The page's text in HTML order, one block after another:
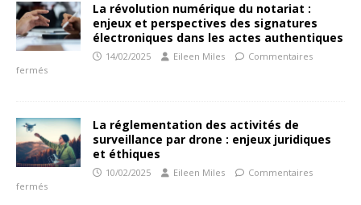
La révolution numérique du notariat :
enjeux et perspectives des signatures
électroniques dans les actes authentiques
14/02/2025 Eileen Miles
Commentaires
fermés
La réglementation des activités de
surveillance par drone : enjeux juridiques
et éthiques
10/02/2025 Eileen Miles
Commentaires
fermés